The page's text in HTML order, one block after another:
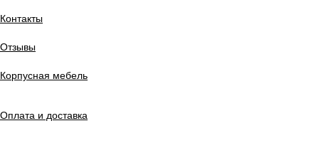
Контакты
Отзывы
Корпусная мебель
Оплата и доставка